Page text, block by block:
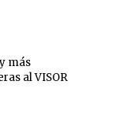
más
al VISOR